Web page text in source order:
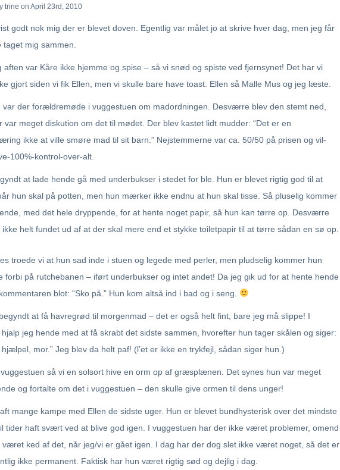
trine on April 23rd, 2010
godt nok mig der er blevet doven. Egentlig var målet jo at skrive hver dag, men jeg får
taget mig sammen.
aften var Kåre ikke hjemme og spise – så vi snød og spiste ved fjernsynet! Det har vi
gjort siden vi fik Ellen, men vi skulle bare have toast. Ellen så Malle Mus og jeg læste.
var der forældremøde i vuggestuen om madordningen. Desværre blev den stemt ned,
var meget diskution om det til mødet. Der blev kastet lidt mudder: “Det er en
ikke at ville smøre mad til sit barn.” Nejstemmerne var ca. 50/50 på prisen og vil-
100%-kontrol-over-alt.
at lade hende gå med underbukser i stedet for ble. Hun er blevet rigtig god til at
hun skal på potten, men hun mærker ikke endnu at hun skal tisse. Så pluselig kommer
med det hele dryppende, for at hente noget papir, så hun kan tørre op. Desværre
ikke helt fundet ud af at der skal mere end et stykke toiletpapir til at tørre sådan en sø op.
troede vi at hun sad inde i stuen og legede med perler, men pludselig kommer hun
forbi på rutchebanen – iført underbukser og intet andet! Da jeg gik ud for at hente hende
blot: “Sko på.” Hun kom altså ind i bad og i seng.
at få havregrød til morgenmad – det er også helt fint, bare jeg må slippe! I
hjalp jeg hende med at få skrabt det sidste sammen, hvorefter hun tager skålen og siger:
hjælpel, mor.” Jeg blev da helt paf! (l’et er ikke en trykfejl, sådan siger hun.)
så vi en solsort hive en orm op af græsplænen. Det synes hun var meget
og fortalte om det i vuggestuen – den skulle give ormen til dens unger!
mange kampe med Ellen de sidste uger. Hun er blevet bundhysterisk over det mindste
tider haft svært ved at blive god igen. I vuggestuen har der ikke været problemer, omend
været ked af det, når jeg/vi er gået igen. I dag har der dog slet ikke været noget, så det er
ikke permanent. Faktisk har hun været rigtig sød og dejlig i dag.